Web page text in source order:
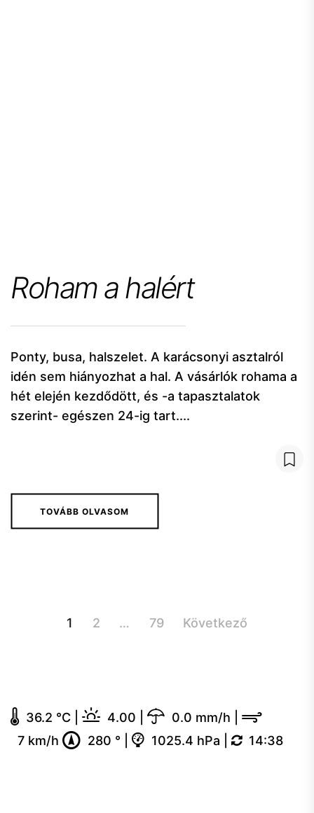
Roham a halért
Ponty, busa, halszelet. A karácsonyi asztalról
idén sem hiányozhat a hal. A vásárlók rohama a
hét elején kezdődött, és -a tapasztalatok
szerint- egészen 24-ig tart....
TOVÁBB OLVASOM
Bejegyzés
1 2 … 79 Következő
36.2 °C 4.00 0.0 mm/h
7 km/h
280 ° 1025.4 hPa 14:38